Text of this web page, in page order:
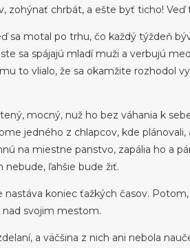
zohýnať chrbát, a ešte byť ticho! Veď
sa motal po trhu, čo každý týždeň
sa spájajú mladí muži a verbujú
to vlialo, že sa okamžite rozhodol
mocný, nuž ho bez váhania k
jedného z chlapcov, kde plánovali,
na miestne panstvo, zapália ho a
nebude, ľahšie bude žiť.
nastáva koniec ťažkých časov.
svojim mestom.
a väčšina z nich ani nebola